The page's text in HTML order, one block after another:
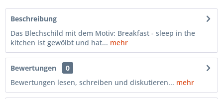
Beschreibung
Das Blechschild mit dem Motiv: Breakfast - sleep in the
kitchen ist gewölbt und hat... mehr
Bewertungen
0
Bewertungen lesen, schreiben und diskutieren... mehr